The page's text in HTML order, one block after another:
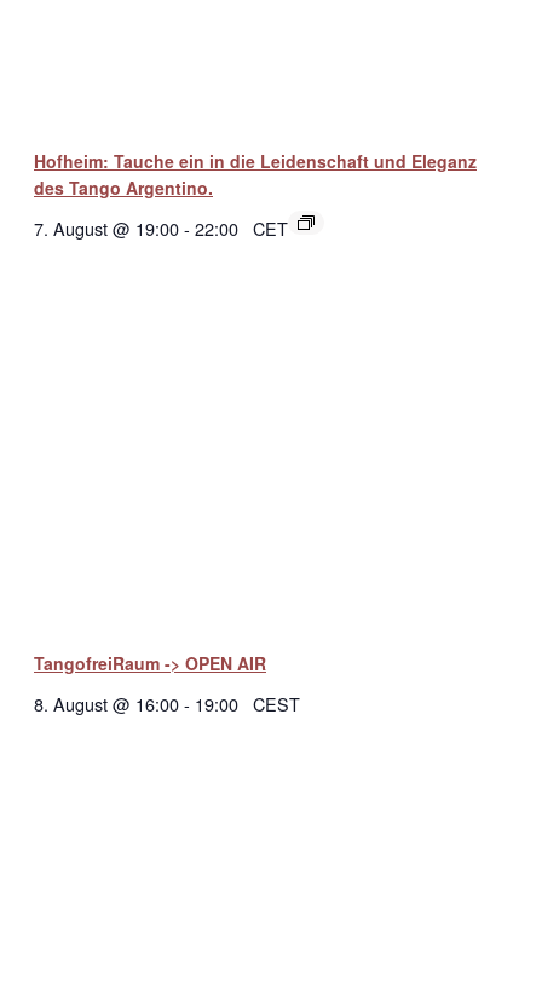
Hofheim: Tauche ein in die Leidenschaft und Eleganz
des Tango Argentino.
7. August @ 19:00- 22:00 CET
TangofreiRaum -> OPEN AIR
8. August @ 16:00- 19:00 CEST